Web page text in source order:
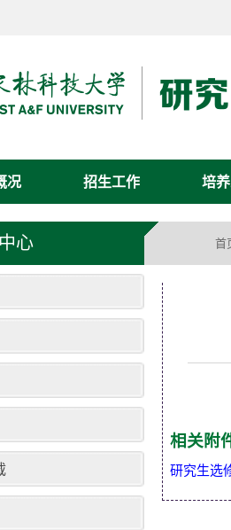
况 招生工作 培
心 首
相关附
研究生选